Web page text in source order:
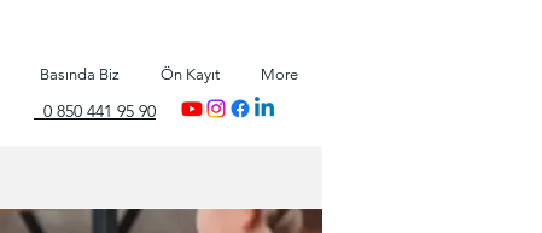
Basında Biz Ön Kayıt More
0 850 441 95 90